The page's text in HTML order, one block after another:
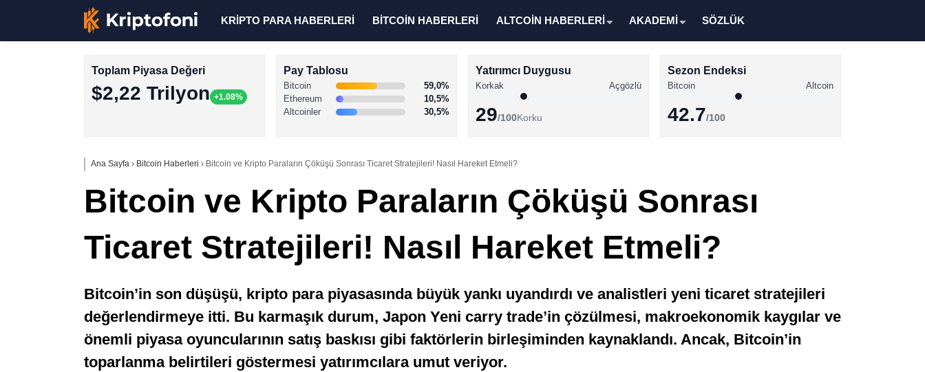
Memecoin Haberleri
Stablecoin Haberleri
KRİPTO PARA HABERLERİ BİTCOİN HABERLERİ ALTCOİN HABERLERİ AKADEMİ SÖZLÜK
Toplam Piyasa Değeri
$2,22 Trilyon +1.08%
Pay Tablosu
Bitcoin
59,0%
Ethereum
10,5%
Altcoinler
30,5%
Yatırımcı Duygusu
Korkak Açgözlü
29/100Korku
Sezon Endeksi
Bitcoin Altcoin
42.7/100
Ana Sayfa › Bitcoin Haberleri › Bitcoin ve Kripto Paraların Çöküşü Sonrası Ticaret Stratejileri! Nasıl Hareket Etmeli?
Bitcoin ve Kripto Paraların Çöküşü Sonrası
Ticaret Stratejileri! Nasıl Hareket Etmeli?
Bitcoin’in son düşüşü, kripto para piyasasında büyük yankı uyandırdı ve analistleri yeni ticaret stratejileri
değerlendirmeye itti. Bu karmaşık durum, Japon Yeni carry trade’in çözülmesi, makroekonomik kaygılar ve
önemli piyasa oyuncularının satış baskısı gibi faktörlerin birleşiminden kaynaklandı. Ancak, Bitcoin’in
toparlanma belirtileri göstermesi yatırımcılara umut veriyor.